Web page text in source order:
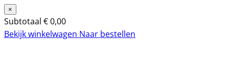
×
Subtotaal €0,00
Bekijk winkelwagen Naar bestellen